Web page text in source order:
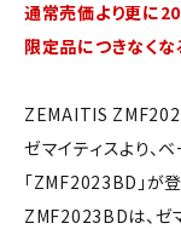
通常売価より更に
限定品につきなくな
ZEMAITIS
ゼマイティスより、
「ZMF2023BD」が
ZMF2023BDは、ゼ